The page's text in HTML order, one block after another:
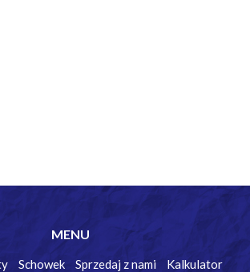
MENU
Schowek Sprzedaj z nami
Kalkulator